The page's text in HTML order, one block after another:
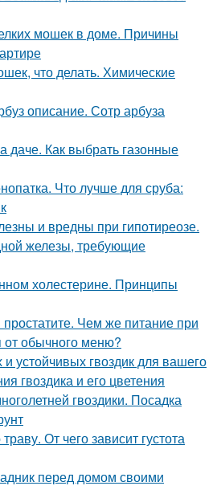
мошек в доме. Причины
что делать. Химические
описание. Сотр арбуза
даче. Как выбрать газонные
Что лучше для сруба:
и вредны при гипотиреозе.
железы, требующие
холестерине. Принципы
Чем же питание при
от обычного меню?
устойчивых гвоздик для вашего
гвоздика и его цветения
гвоздики. Посадка
От чего зависит густота
перед домом своими